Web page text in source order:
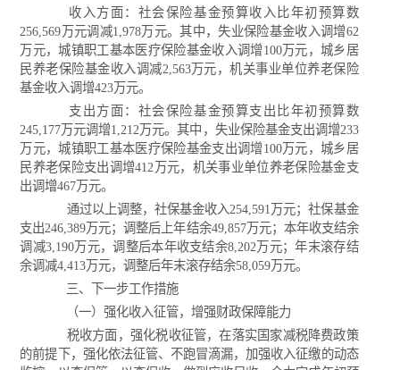
收入方面：社会保险基金预算收入比年初预算数
256,569万元调减1,978万元。其中，失业保险基金收入调增62
万元，城镇职工基本医疗保险基金收入调增100万元，城乡居
民养老保险基金收入调减2,563万元，机关事业单位养老保险
基金收入调增423万元。
支出方面：社会保险基金预算支出比年初预算数
245,177万元调增1,212万元。其中，失业保险基金支出调增233
万元，城镇职工基本医疗保险基金支出调增100万元，城乡居
民养老保险支出调增412万元，机关事业单位养老保险基金支
出调增467万元。
通过以上调整，社保基金收入254,591万元；社保基金
支出246,389万元；调整后上年结余49,857万元；本年收支结余
调减3,190万元，调整后本年收支结余8,202万元；年末滚存结
余调减4,413万元，调整后年末滚存结余58,059万元。
三、下一步工作措施
（一）强化收入征管，增强财政保障能力
税收方面，强化税收征管，在落实国家减税降费政策
的前提下，强化依法征管、不跑冒滴漏，加强收入征缴的动态